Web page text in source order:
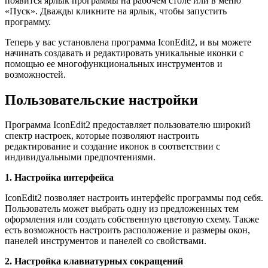
«Пуск». Дважды кликните на ярлык, чтобы запустить
программу.
Теперь у вас установлена программа IconEdit2, и вы можете
начинать создавать и редактировать уникальные иконки с
помощью ее многофункциональных инструментов и
возможностей.
Пользовательские настройки
Программа IconEdit2 предоставляет пользователю широкий
спектр настроек, которые позволяют настроить
редактирование и создание иконок в соответствии с
индивидуальными предпочтениями.
1. Настройка интерфейса
IconEdit2 позволяет настроить интерфейс программы под себя.
Пользователь может выбрать одну из предложенных тем
оформления или создать собственную цветовую схему. Также
есть возможность настроить расположение и размеры окон,
панелей инструментов и панелей со свойствами.
2. Настройка клавиатурных сокращений